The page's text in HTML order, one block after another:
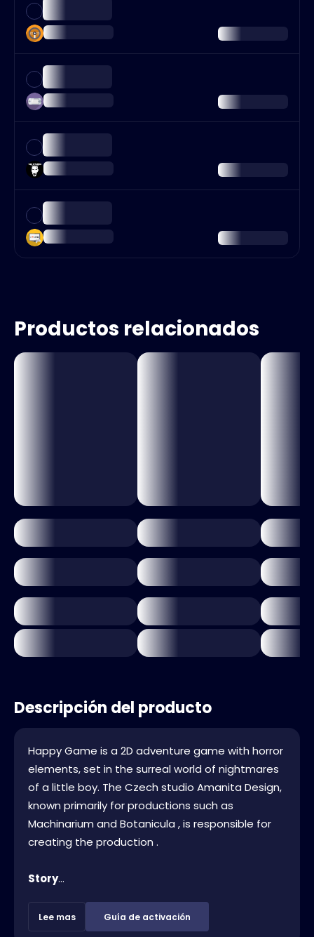
Productos relacionados
Descripción del producto
Happy Game is a 2D adventure game with horror
elements, set in the surreal world of nightmares
of a little boy. The Czech studio Amanita Design,
known primarily for productions such as
Machinarium and Botanicula , is responsible for
creating the production .
Story...
Lee mas Guía de activación